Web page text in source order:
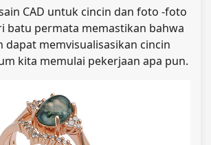
CAD untuk cincin dan foto -foto
batu permata memastikan bahwa
dapat memvisualisasikan cincin
kita memulai pekerjaan apa pun.